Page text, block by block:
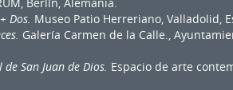
Dos. Museo Patio Herreriano, Valladolid,
Galería Carmen de la Calle.,
San Juan de Dios. Espacio de arte